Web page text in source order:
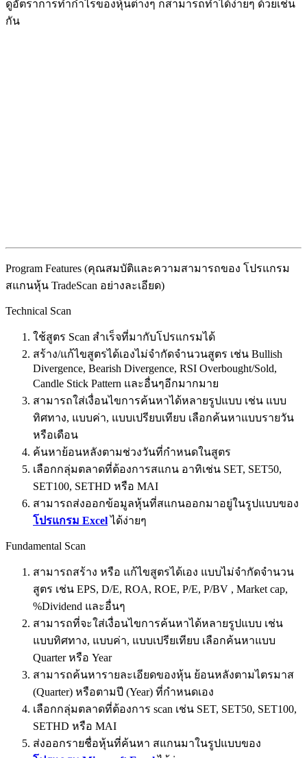
ดูอัตราการทำกำไรของหุ้นต่างๆ ก็สามารถทำได้ง่ายๆ ด้วยเช่น
กัน
Program Features (คุณสมบัติและความสามารถของ โปรแกรม
สแกนหุ้น TradeScan อย่างละเอียด)
Technical Scan
ใช้สูตร Scan สำเร็จที่มากับโปรแกรมได้
สร้าง/แก้ไขสูตรได้เองไม่จำกัดจำนวนสูตร เช่น Bullish
Divergence, Bearish Divergence, RSI Overbought/Sold,
Candle Stick Pattern และอื่นๆอีกมากมาย
สามารถใส่เงื่อนไขการค้นหาได้หลายรูปแบบ เช่น แบบ
ทิศทาง, แบบค่า, แบบเปรียบเทียบ เลือกค้นหาแบบรายวัน
หรือเดือน
ค้นหาย้อนหลังตามช่วงวันที่กำหนดในสูตร
เลือกกลุ่มตลาดที่ต้องการสแกน อาทิเช่น SET, SET50,
SET100, SETHD หรือ MAI
สามารถส่งออกข้อมูลหุ้นที่สแกนออกมาอยู่ในรูปแบบของ
โปรแกรม Excelได้ง่ายๆ
Fundamental Scan
สามารถสร้าง หรือ แก้ไขสูตรได้เอง แบบไม่จำกัดจำนวน
สูตร เช่น EPS, D/E, ROA, ROE, P/E, P/BV , Market cap,
%Dividend และอื่นๆ
สามารถที่จะใส่เงื่อนไขการค้นหาได้หลายรูปแบบ เช่น
แบบทิศทาง, แบบค่า, แบบเปรียเทียบ เลือกค้นหาแบบ
Quarter หรือ Year
สามารถค้นหารายละเอียดของหุ้น ย้อนหลังตามไตรมาส
(Quarter) หรือตามปี (Year) ที่กำหนดเอง
เลือกกลุ่มตลาดที่ต้องการ scan เช่น SET, SET50, SET100,
SETHD หรือ MAI
ส่งออกรายชื่อหุ้นที่ค้นหา สแกนมาในรูปแบบของ